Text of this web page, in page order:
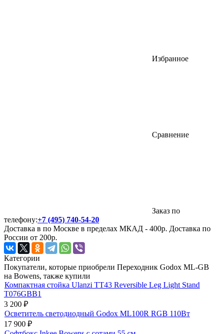
Избранное
Сравнение
Заказ по
телефону:+7 (495) 740-54-20
Доставка в по Москве в пределах МКАД - 400р. Доставка по
России от 200р.
Категории
Покупатели, которые приобрели Переходник Godox ML-GB
на Bowens, также купили
Компактная стойка Ulanzi TT43 Reversible Leg Light Stand
T076GBB1
3 200 ₽
Осветитель светодиодный Godox ML100R RGB 110Вт
17 900 ₽